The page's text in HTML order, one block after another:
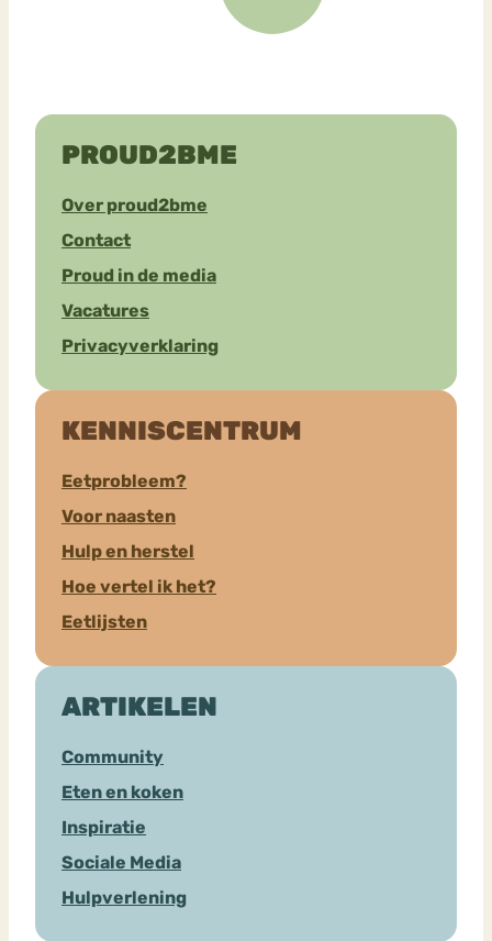
PROUD2BME
Over proud2bme
Contact
Proud in de media
Vacatures
Privacyverklaring
KENNISCENTRUM
Eetprobleem?
Voor naasten
Hulp en herstel
Hoe vertel ik het?
Eetlijsten
ARTIKELEN
Community
Eten en koken
Inspiratie
Sociale Media
Hulpverlening